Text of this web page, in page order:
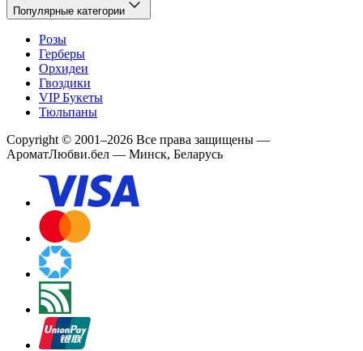
Популярные категории
Розы
Герберы
Орхидеи
Гвоздики
VIP Букеты
Тюльпаны
Copyright © 2001–2026 Все права защищены —
АроматЛюбви.бел — Минск, Беларусь